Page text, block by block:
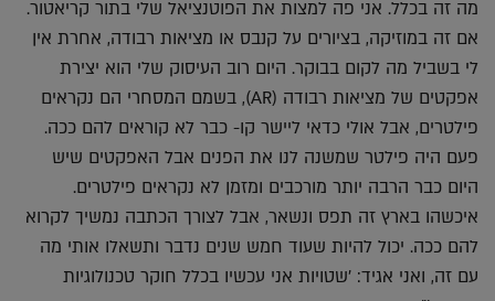
מה זה בכלל. אני פה למצות את הפוטנציאל שלי בתור קריאטור.
אם זה במוזיקה, בציורים על קנבס או מציאות רבודה, אחרת אין
לי בשביל מה לקום בבוקר. היום רוב העיסוק שלי הוא יצירת
אפקטים של מציאות רבודה (AR), בשמם המסחרי הם נקראים
פילטרים, אבל אולי כדאי ליישר קו- כבר לא קוראים להם ככה.
פעם היה פילטר שמשנה לנו את הפנים אבל האפקטים שיש
היום כבר הרבה יותר מורכבים ומזמן לא נקראים פילטרים.
איכשהו בארץ זה תפס ונשאר, אבל לצורך הכתבה נמשיך לקרוא
להם ככה. יכול להיות שעוד חמש שנים נדבר ותשאלו אותי מה
עם זה, ואני אגיד: 'שטויות אני עכשיו בכלל חוקר טכנולוגיות